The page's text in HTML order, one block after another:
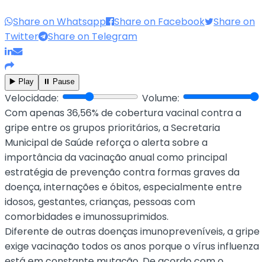
Share on Whatsapp Share on Facebook
Share on
Twitter
Share on Telegram
▶️ Play ⏸️ Pause
Velocidade:
Volume:
Com apenas 36,56% de cobertura vacinal contra a
gripe entre os grupos prioritários, a Secretaria
Municipal de Saúde reforça o alerta sobre a
importância da vacinação anual como principal
estratégia de prevenção contra formas graves da
doença, internações e óbitos, especialmente entre
idosos, gestantes, crianças, pessoas com
comorbidades e imunossuprimidos.
Diferente de outras doenças imunopreveníveis, a gripe
exige vacinação todos os anos porque o vírus influenza